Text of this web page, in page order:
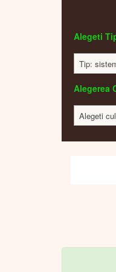
Alegeti
Tip:
Alegerea
Alegeti